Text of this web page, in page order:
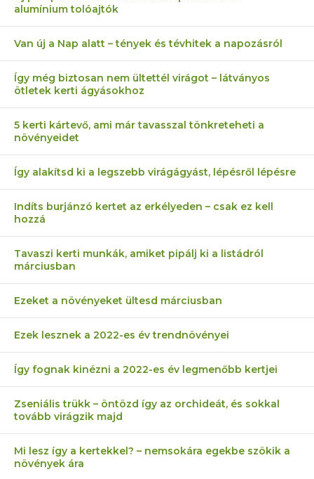
alumínium tolóajtók
Van új a Nap alatt – tények és tévhitek a napozásról
Így még biztosan nem ültettél virágot – látványos
ötletek kerti ágyásokhoz
5 kerti kártevő, ami már tavasszal tönkreteheti a
növényeidet
Így alakítsd ki a legszebb virágágyást, lépésről lépésre
Indíts burjánzó kertet az erkélyeden – csak ez kell
hozzá
Tavaszi kerti munkák, amiket pipálj ki a listádról
márciusban
Ezeket a növényeket ültesd márciusban
Ezek lesznek a 2022-es év trendnövényei
Így fognak kinézni a 2022-es év legmenőbb kertjei
Zseniális trükk – öntözd így az orchideát, és sokkal
tovább virágzik majd
Mi lesz így a kertekkel? – nemsokára egekbe szökik a
növények ára